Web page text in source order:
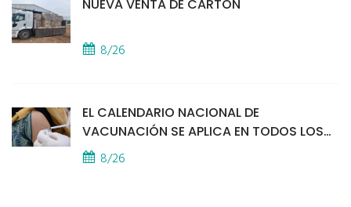
NUEVA VENTA DE CARTÓN
8/26
EL CALENDARIO NACIONAL DE
VACUNACIÓN SE APLICA EN TODOS LOS
CAPS
8/26